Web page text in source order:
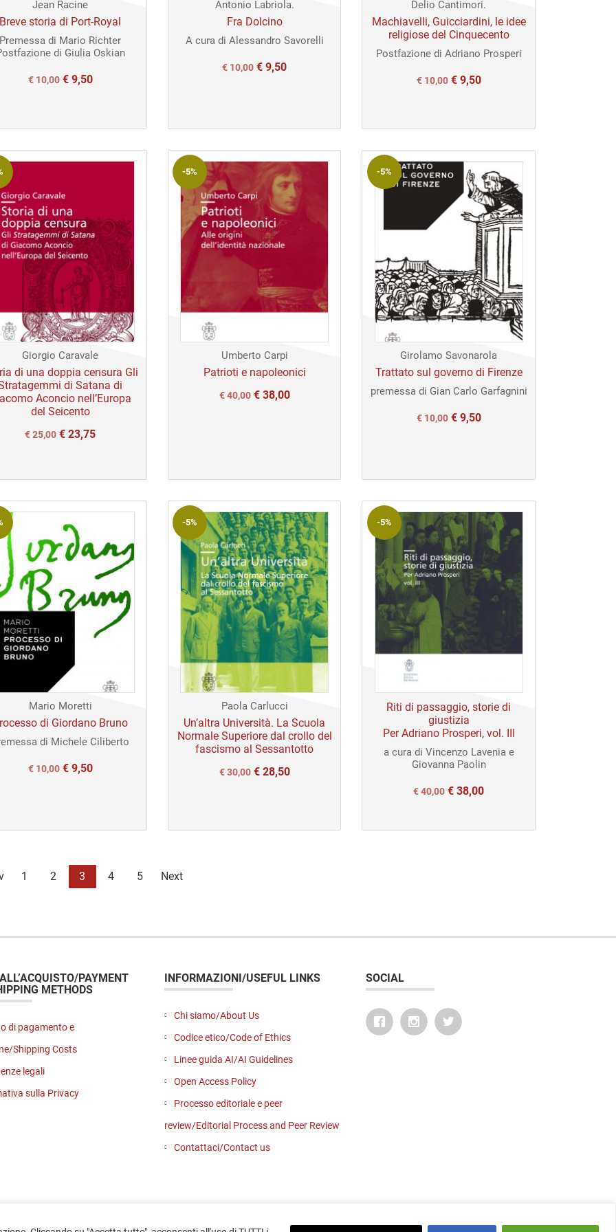
Jean Racine
Breve storia di Port-Royal
Premessa di Mario Richter
di Giulia Oskian
Il
€ 10,00.
€10,00Il
€ 10,00.
€9,50
Antonio Labriola.
Fra Dolcino
A cura di Alessandro Savorelli
Il
era:
€ 10,00.
€ 10,00Il
è:
€ 10,00.
€ 9,50
Delio Cantimori.
Machiavelli, Guicciardini, le idee
religiose del Cinquecento
Postfazione di Adriano Prosperi
Il
€ 10,00.
€10,00Il
€ 10,00.
€9,50
Giorgio Caravale
di una doppia censura Gli
di Satana di
Aconcio nell’Europa
del Seicento
Il
€25,00Il€ 23,75
-5%
Umberto Carpi
Patrioti e napoleonici
Il
€ 40,00.
€40,00Il
€ 40,00.
€38,00
-5%
Girolamo Savonarola
Trattato sul governo di Firenze
premessa di Gian Carlo Garfagnini
Il
era:
€ 10,00.
€10,00Il
è:
€ 10,00.
€9,50
Mario Moretti
di Giordano Bruno
di Michele Ciliberto
Il
era:
€10,00Il
è:
€9,50
-5%
Paola Carlucci
Un’altra Università. La Scuola
Normale Superiore dal crollo del
fascismo al Sessantotto
Il
era:
€30,00Il
è:
€28,50
-5%
Riti di passaggio, storie di
giustizia
Per Adriano Prosperi, vol. III
a cura di Vincenzo Lavenia e
Giovanna Paolin
Il
originale
€40,00Il
attuale
€ 38,00
1 2 3 4 5 Next
PAYMENT
METHODS
di pagamento e
Shipping Costs
legali
sulla Privacy
INFORMAZIONI/USEFUL LINKS
Chi siamo/About Us
Codice etico/Code of Ethics
Linee guida AI/AI Guidelines
Open Access Policy
Processo editoriale e peer
review/Editorial Process and Peer Review
Contattaci/Contact us
SOCIAL